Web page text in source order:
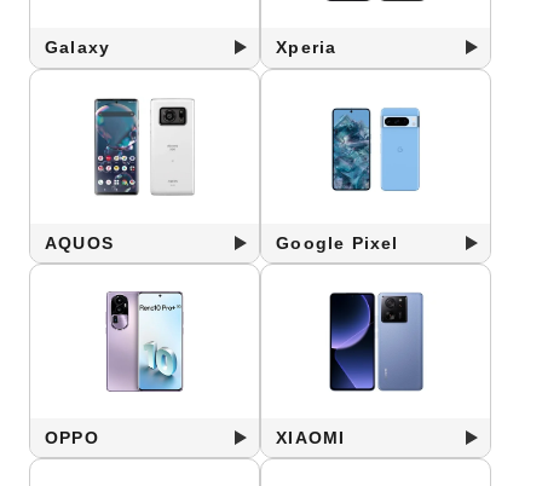
Galaxy Xperia
AQUOS Google Pixel
OPPO XIAOMI